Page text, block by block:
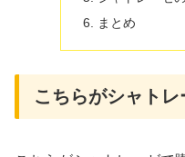
まとめ
こちらがシャト